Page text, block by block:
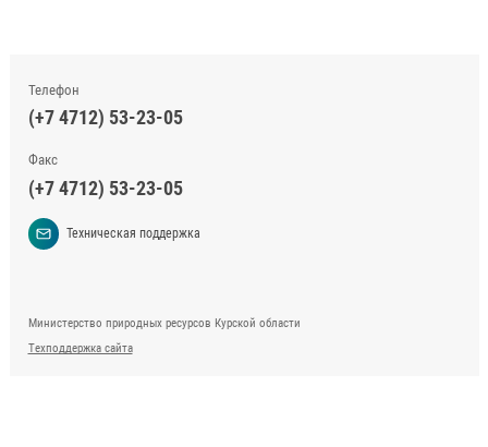
Телефон
(+7 4712) 53-23-05
Факс
(+7 4712) 53-23-05
Техническая поддержка
Министерство природных ресурсов Курской области
Техподдержка сайта